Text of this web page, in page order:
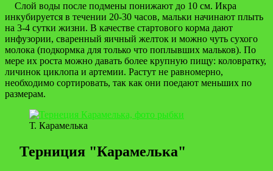
Слой воды после подмены понижают до 10 см. Икра
инкубируется в течении 20-30 часов, мальки начинают плыть
на 3-4 сутки жизни. В качестве стартового корма дают
инфузории, сваренный яичный желток и можно чуть сухого
молока (подкормка для только что поплывших мальков). По
мере их роста можно давать более крупную пищу: коловратку,
личинок циклопа и артемии. Растут не равномерно,
необходимо сортировать, так как они поедают меньших по
размерам.
Т. Карамелька
Терниция "Карамелька"